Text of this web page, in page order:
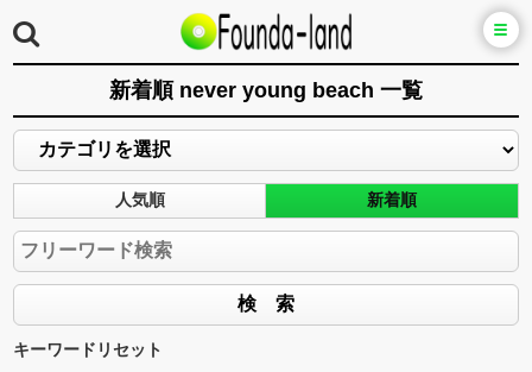
新着順 never young beach 一覧
人気順 新着順
キーワードリセット